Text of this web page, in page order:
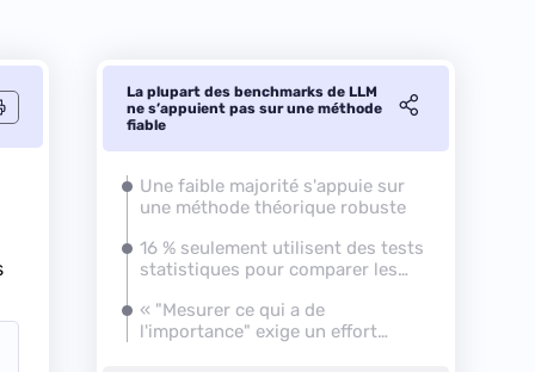
La plupart des benchmarks de LLM
ne s’appuient pas sur une méthode
fiable
Une faible majorité s'appuie sur
une méthode théorique robuste
16 % seulement utilisent des tests
statistiques pour comparer les
« "Mesurer ce qui a de
l'importance" exige un effort